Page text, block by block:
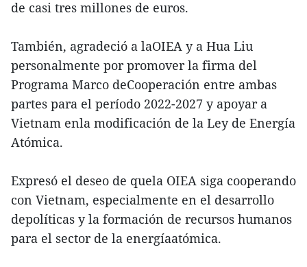
de casi tres millones de euros.
También, agradeció a laOIEA y a Hua Liu
personalmente por promover la firma del
Programa Marco deCooperación entre ambas
partes para el período 2022-2027 y apoyar a
Vietnam enla modificación de la Ley de Energía
Atómica.
Expresó el deseo de quela OIEA siga cooperando
con Vietnam, especialmente en el desarrollo
depolíticas y la formación de recursos humanos
para el sector de la energíaatómica.